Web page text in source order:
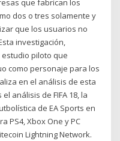
que fabrican los
dos o tres solamente y
que los usuarios no
investigación,
piloto que
como personaje para los
en el análisis de esta
análisis de FIFA 18, la
de EA Sports en
PS4, Xbox One y PC
Lightning Network.